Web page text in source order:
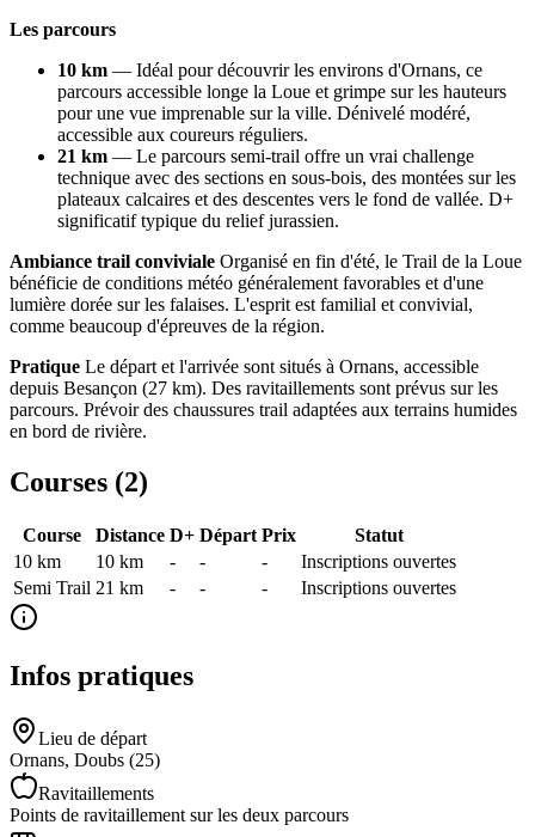
Les parcours
10 km — Idéal pour découvrir les environs d'Ornans, ce
parcours accessible longe la Loue et grimpe sur les hauteurs
pour une vue imprenable sur la ville. Dénivelé modéré,
accessible aux coureurs réguliers.
21 km — Le parcours semi-trail offre un vrai challenge
technique avec des sections en sous-bois, des montées sur les
plateaux calcaires et des descentes vers le fond de vallée. D+
significatif typique du relief jurassien.
Ambiance trail conviviale Organisé en fin d'été, le Trail de la Loue
bénéficie de conditions météo généralement favorables et d'une
lumière dorée sur les falaises. L'esprit est familial et convivial,
comme beaucoup d'épreuves de la région.
Pratique Le départ et l'arrivée sont situés à Ornans, accessible
depuis Besançon (27 km). Des ravitaillements sont prévus sur les
parcours. Prévoir des chaussures trail adaptées aux terrains humides
en bord de rivière.
Courses (2)
Course Distance D+ Départ Prix
Statut
10 km
10 km - - -
Inscriptions ouvertes
Semi Trail 21 km - - - Inscriptions ouvertes
Infos pratiques
Lieu de départ
Ornans, Doubs (25)
Ravitaillements
Points de ravitaillement sur les deux parcours